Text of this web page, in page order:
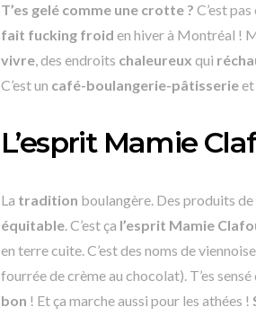
T’es gelé comme une crotte ? C’est
fait fucking froid en hiver à Montréal !
vivre, des endroits chaleureux qui
C’est un café-boulangerie-pâtisserieet
L’esprit Mamie
La tradition boulangère. Des produits de
équitable. C’est ça l’esprit Mamie
en terre cuite. C’est des noms de
fourrée de crème au chocolat). T’es
bon ! Et ça marche aussi pour les athées !